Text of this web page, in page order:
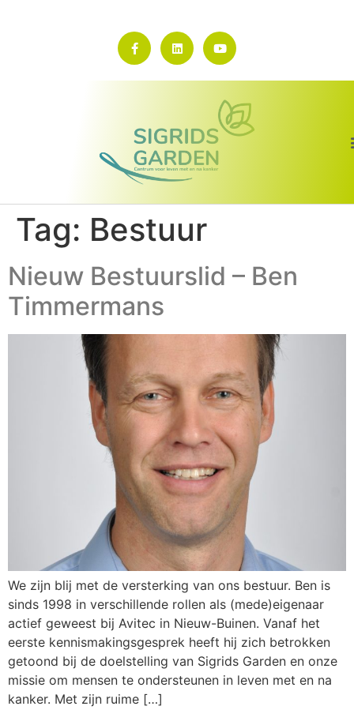
Tag: Bestuur
Nieuw Bestuurslid – Ben
Timmermans
We zijn blij met de versterking van ons bestuur. Ben is
sinds 1998 in verschillende rollen als (mede)eigenaar
actief geweest bij Avitec in Nieuw-Buinen. Vanaf het
eerste kennismakingsgesprek heeft hij zich betrokken
getoond bij de doelstelling van Sigrids Garden en onze
missie om mensen te ondersteunen in leven met en na
kanker. Met zijn ruime […]